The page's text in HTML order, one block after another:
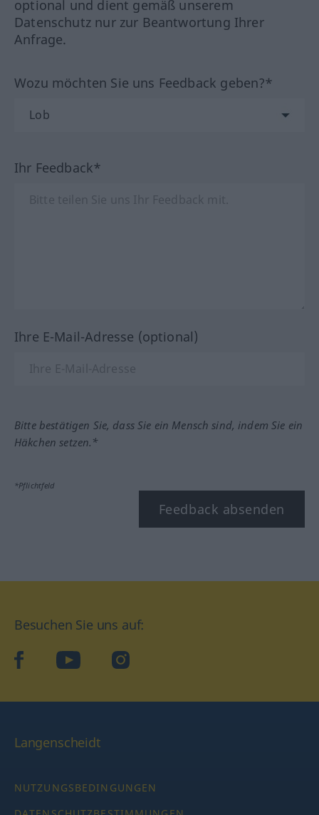
optional und dient gemäß unserem
Datenschutz nur zur Beantwortung Ihrer
Anfrage.
Wozu möchten Sie uns Feedback geben?*
Ihr Feedback*
Ihre E-Mail-Adresse (optional)
Bitte bestätigen Sie, dass Sie ein Mensch sind, indem Sie ein
Häkchen setzen.*
*Pflichtfeld
Feedback absenden
Besuchen Sie uns auf:
facebookYouTube Instagram
Langenscheidt
NUTZUNGSBEDINGUNGEN